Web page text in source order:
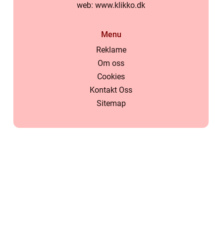
web: www.klikko.dk
Menu
Reklame
Om oss
Cookies
Kontakt Oss
Sitemap